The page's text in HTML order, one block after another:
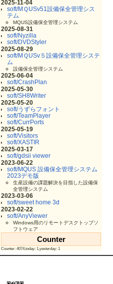
2025-11-04
soft/MＱUSv51設備保全管理シス
テム
MQUS設備保全管理システム
2025-08-31
soft/Nyzilla
soft/DVDStyler
2025-08-29
soft/MＱUSv５設備保全管理システ
ム
設備保全管理システム
2025-06-04
soft/CrashPlan
2025-05-30
soft/SH8Writer
2025-05-20
soft/うずらフォント
soft/TeamPlayer
soft/CurrPorts
2025-05-19
soft/Visitors
soft/XASTIR
2025-03-17
soft/gdsii viewer
2023-06-22
soft/MQUS 設備保全管理システム
2023デモ版
生産設備の課題解決を目指した設備保
全管理システム
2023-03-06
soft/sweet home 3d
2023-02-22
soft/AnyViewer
Windows用のリモートデスクトップソ
フトウェア
Counter
Counter: 4074,today: 1,yesterday: 1